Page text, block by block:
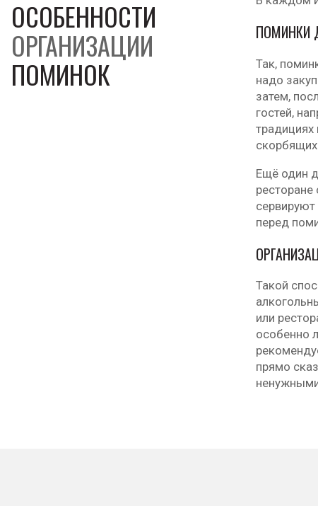
ОСОБЕННОСТИ
ОРГАНИЗАЦИИ
ПОМИНОК
ПОМИНКИ
Так,
надо
затем,
гостей,
Ещё один
перед
Такой
или
особенно
прямо